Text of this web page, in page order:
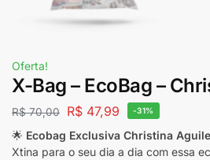
Oferta!
X-Bag – EcoBag –
R$70,00 R$ 47,99 -31%
🌟 Ecobag Exclusiva Christina
Xtina para o seu dia a dia com essa